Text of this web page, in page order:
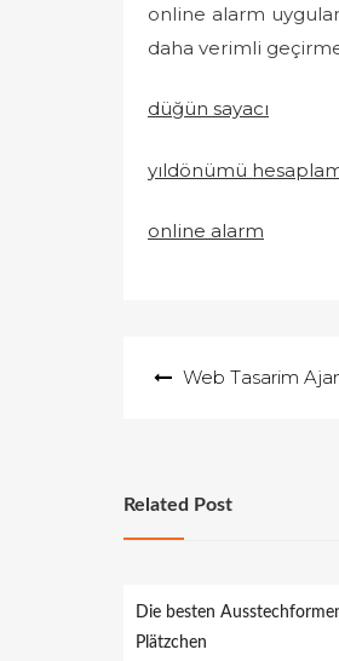
online alarm
daha verimli
düğün sayacı
yıldönümü
online alarm
gezinmesi
Web Tasarim
Related Post
Die besten
Plätzchen